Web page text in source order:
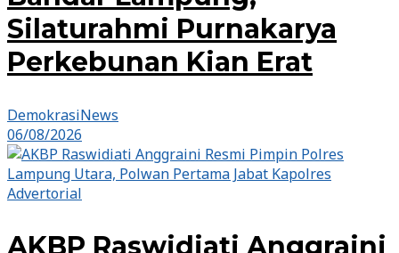
Silaturahmi Purnakarya
Perkebunan Kian Erat
DemokrasiNews
06/08/2026
Advertorial
AKBP Raswidiati Anggraini